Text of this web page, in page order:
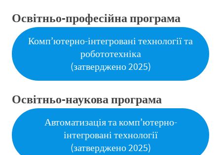
Освітньо-професійна програма
Комп’ютерно-інтегровані технології та
робототехніка
(затверджено 2025)
Освітньо-наукова програма
Автоматизація та комп’ютерно-
інтегровані технології
(затверджено 2025)